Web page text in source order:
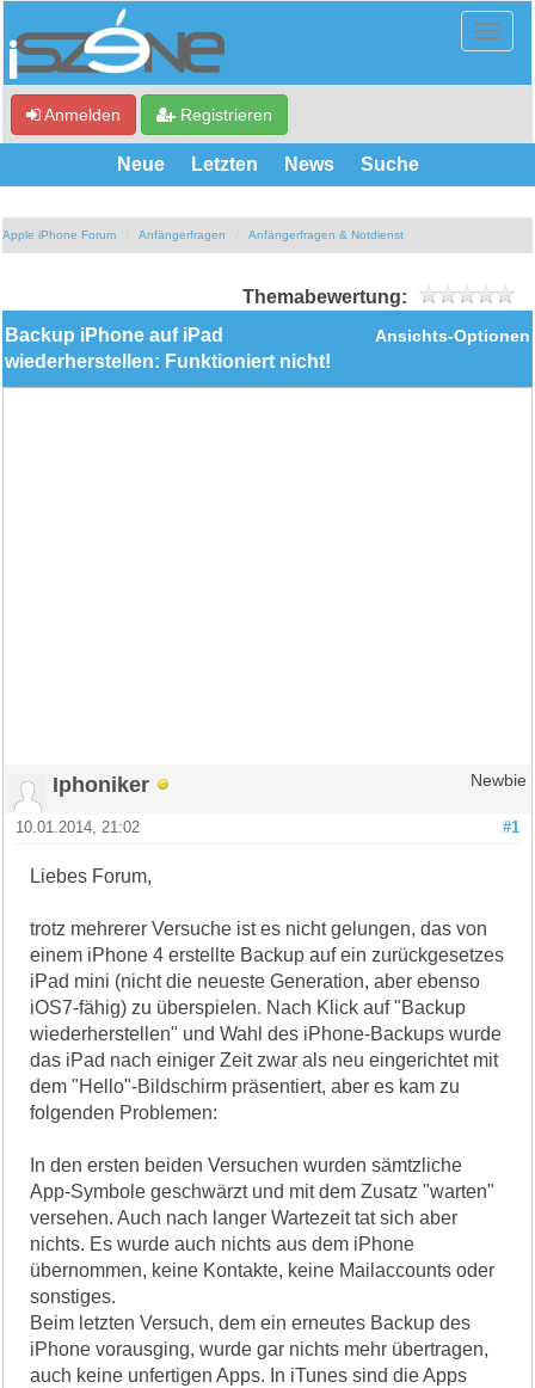
Anmelden Registrieren
Neue Letzten News Suche
Apple iPhone Forum Anfängerfragen Anfängerfragen & Notdienst
Themabewertung:
Ansichts-Optionen
Backup iPhone auf iPad
wiederherstellen: Funktioniert nicht!
Iphoniker Newbie
#1
10.01.2014, 21:02
Liebes Forum,
trotz mehrerer Versuche ist es nicht gelungen, das von
einem iPhone 4 erstellte Backup auf ein zurückgesetzes
iPad mini (nicht die neueste Generation, aber ebenso
iOS7-fähig) zu überspielen. Nach Klick auf "Backup
wiederherstellen" und Wahl des iPhone-Backups wurde
das iPad nach einiger Zeit zwar als neu eingerichtet mit
dem "Hello"-Bildschirm präsentiert, aber es kam zu
folgenden Problemen:
In den ersten beiden Versuchen wurden sämtzliche
App-Symbole geschwärzt und mit dem Zusatz "warten"
versehen. Auch nach langer Wartezeit tat sich aber
nichts. Es wurde auch nichts aus dem iPhone
übernommen, keine Kontakte, keine Mailaccounts oder
sonstiges.
Beim letzten Versuch, dem ein erneutes Backup des
iPhone vorausging, wurde gar nichts mehr übertragen,
auch keine unfertigen Apps. In iTunes sind die Apps